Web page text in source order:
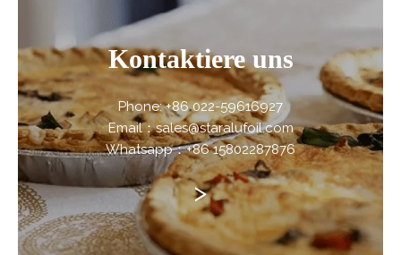
Kontaktiere uns
Phone: +86 022-59616927
Email：sales@staralufoil.com
Whatsapp：+86 15802287876
>